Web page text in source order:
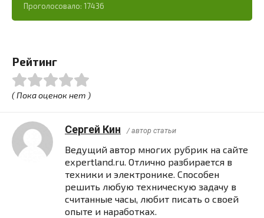
Проголосовало: 17436
Рейтинг
( Пока оценок нет )
Сергей Кин / автор статьи
Ведущий автор многих рубрик на сайте
expertland.ru. Отлично разбирается в
техники и электронике. Способен
решить любую техническую задачу в
считанные часы, любит писать о своей
опыте и наработках.